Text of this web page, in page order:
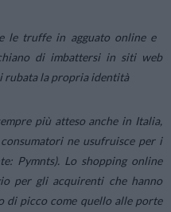
le truffe in agguato online e
di imbattersi in siti web
rubata la propria identità
più atteso anche in Italia,
ne usufruisce per i
Pymnts). Lo shopping online
per gli acquirenti che hanno
di picco come quello alle porte